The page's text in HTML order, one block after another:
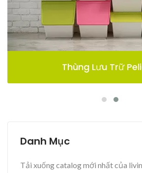
Thùng Lưu Trữ
Danh Mục
Tải xuống catalog mới nhất của